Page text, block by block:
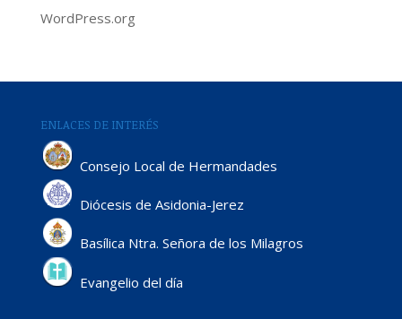
WordPress.org
ENLACES DE INTERÉS
Consejo Local de Hermandades
Diócesis de Asidonia-Jerez
Basílica Ntra. Señora de los Milagros
Evangelio del día